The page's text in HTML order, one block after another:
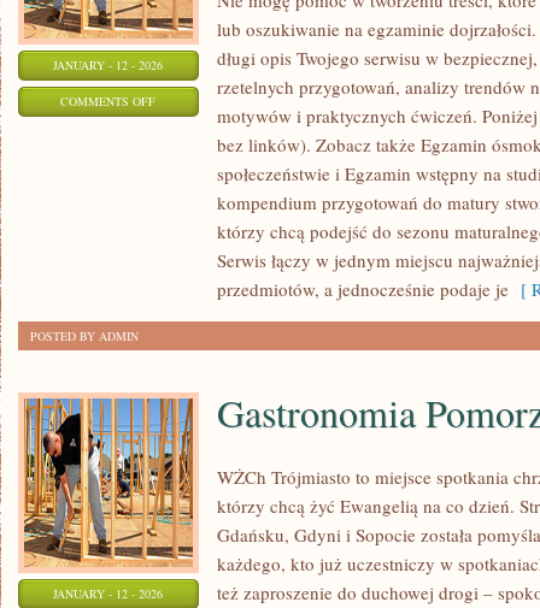
JANUARY - 12 - 2026
COMMENTS OFFON
lub oszukiwanie na egzaminie
długi opis Twojego serwisu w
rzetelnych przygotowań, analizy trendów
motywów i praktycznych ćwiczeń.
bez linków). Zobacz także Egzamin
społeczeństwie i Egzamin wstępny na
kompendium przygotowań do matury
którzy chcą podejść do sezonu
Serwis łączy w jednym miejscu
przedmiotów, a jednocześnie podaje je [
POSTED BY ADMIN
JANUARY - 12 - 2026
Gastronomia
WŻCh Trójmiasto to miejsce spotkania
którzy chcą żyć Ewangelią na co dzień.
Gdańsku, Gdyni i Sopocie została
każdego, kto już uczestniczy w
też zaproszenie do duchowej drogi –